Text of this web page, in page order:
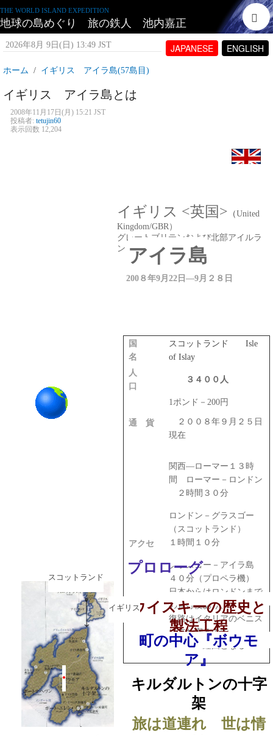
THE WORLD ISLAND EXPEDITION
地球の島めぐり 旅の鉄人 池内嘉正
JAPANESE ENGLISH
2026年8月 9日(日) 13:49 JST
ホーム イギリス アイラ島(57島目)
イギリス アイラ島とは
2008年11月17日(月) 15:21 JST
投稿者: tetujin60
表示回数 12,204
●
スコットランド
イギリス
旅は道連れ 世は情
キルダルトンの十字
架
町の中心『ボウモ
ア』
ウイスキーの歴史と
製法工程
アイラ島
200８ 年9月 22 日―9月２８日
プロローグ
イギリス <英国> （United
Kingdom/GBR）
グレートブリテンおよび北部アイルラ
ンド連合王国
国
名
スコットランドIsle
of Islay
人
口
３４００人
通 貨
1ポンド－200円
２００８年９月２５日
現在
アクセ
関西―ローマー１３時
間 ローマー－ロンドン
２時間３０分
ロンドン－グラスゴー
（スコットランド）
１時間１０分
グラスゴー－アイラ島
４０分（プロペラ機）
日本からはロンドンまで
の直行便あり、
復路はイタリアのベニス
に立ち寄るので
ローマー経由となる